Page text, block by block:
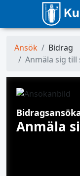
Ansök
Bidrag
Anmäla sig
Anmäla